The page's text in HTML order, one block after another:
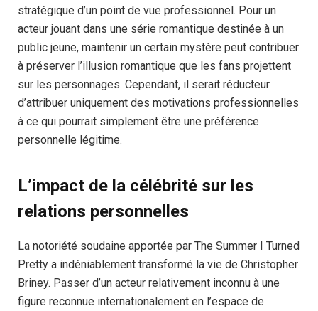
stratégique d’un point de vue professionnel. Pour un
acteur jouant dans une série romantique destinée à un
public jeune, maintenir un certain mystère peut contribuer
à préserver l’illusion romantique que les fans projettent
sur les personnages. Cependant, il serait réducteur
d’attribuer uniquement des motivations professionnelles
à ce qui pourrait simplement être une préférence
personnelle légitime.
L’impact de la célébrité sur les
relations personnelles
La notoriété soudaine apportée par The Summer I Turned
Pretty a indéniablement transformé la vie de Christopher
Briney. Passer d’un acteur relativement inconnu à une
figure reconnue internationalement en l’espace de